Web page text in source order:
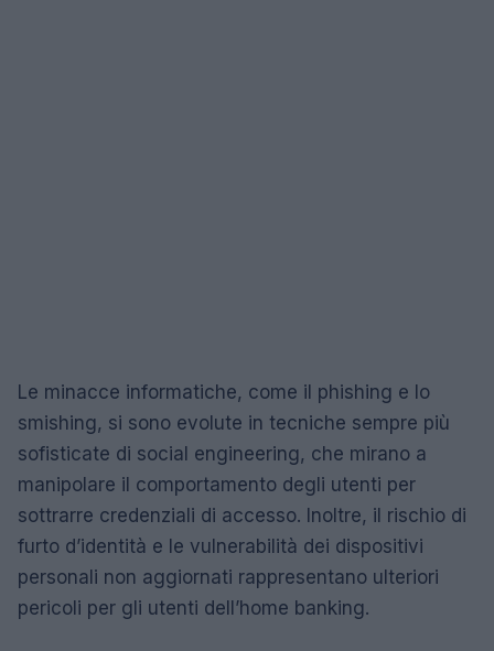
Le minacce informatiche, come il phishing e lo
smishing, si sono evolute in tecniche sempre più
sofisticate di social engineering, che mirano a
manipolare il comportamento degli utenti per
sottrarre credenziali di accesso. Inoltre, il rischio di
furto d’identità e le vulnerabilità dei dispositivi
personali non aggiornati rappresentano ulteriori
pericoli per gli utenti dell’home banking.